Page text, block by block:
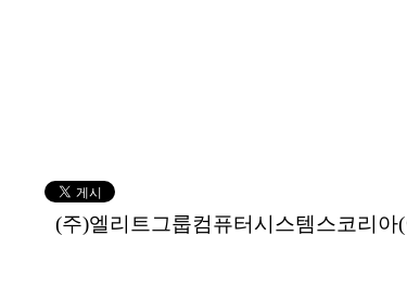
(주)엘리트그룹컴퓨터시스템스코리